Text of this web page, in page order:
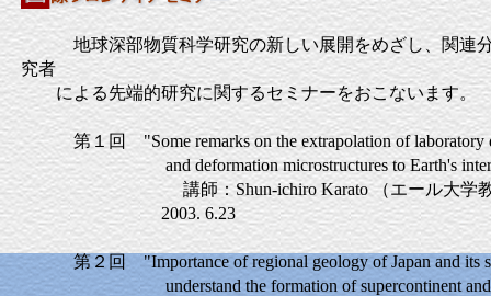
地球深部物質科学研究の新しい展開をめざし、関連分
究者
による先端的研究に関するセミナーをおこないます。
第１回 "Some remarks on the extrapolation of laboratory
and deformation microstructures to Earth's
講師：Shun-ichiro Karato （エール大学教
2003. 6.23
第２回 "Importance of regional geology of Japan and its
understand the formation of supercontinent and its